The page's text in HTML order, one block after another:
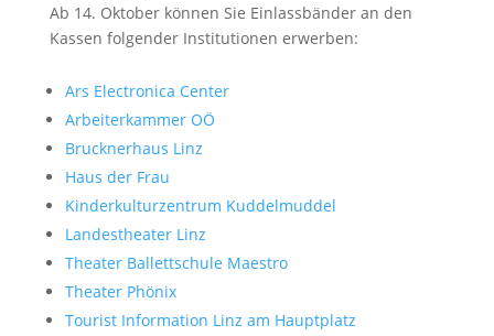
Ab 14. Oktober können Sie Einlassbänder an den
Kassen folgender Institutionen erwerben:
Ars Electronica Center
Arbeiterkammer OÖ
Brucknerhaus Linz
Haus der Frau
Kinderkulturzentrum Kuddelmuddel
Landestheater Linz
Theater Ballettschule Maestro
Theater Phönix
Tourist Information Linz am Hauptplatz